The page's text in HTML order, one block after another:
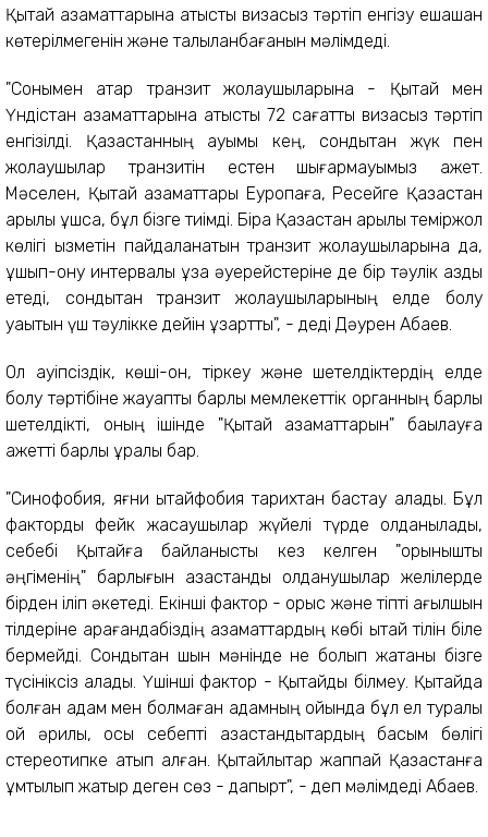
Қытай азаматтарына қатысты визасыз тәртіп енгізу ешқашан
көтерілмегенін және талқыланбағанын мәлімдеді.
"Сонымен қатар транзит жолаушыларына - Қытай мен
Үндістан азаматтарына қатысты 72 сағаттық визасыз тәртіп
енгізілді. Қазақстанның ауқымы кең, сондықтан жүк пен
жолаушылар транзитін естен шығармауымыз қажет.
Мәселен, Қытай азаматтары Еуропаға, Ресейге Қазақстан
арқылы ұшса, бұл бізге тиімді. Бірақ Қазақстан арқылы теміржол
көлігі қызметін пайдаланатын транзит жолаушыларына да,
ұшып-қону интервалы ұзақ әуерейстеріне де бір тәулік аздық
етеді, сондықтан транзит жолаушыларының елде болу
уақытын үш тәулікке дейін ұзарттық", - деді Дәурен Абаев.
Ол қауіпсіздік, көші-қон, тіркеу және шетелдіктердің елде
болу тәртібіне жауапты барлық мемлекеттік органның барлық
шетелдікті, оның ішінде "Қытай азаматтарын" бақылауға
қажетті барлық құралы бар.
"Синофобия, яғни қытайфобия тарихтан бастау алады. Бұл
факторды фейк жасаушылар жүйелі түрде қолданылады,
себебі Қытайға байланысты кез келген "қорқынышты
әңгіменің" барлығын қазақстандық қолданушылар желілерде
бірден іліп әкетеді. Екінші фактор - орыс және тіпті ағылшын
тілдеріне қарағандабіздің азаматтардың көбі қытай тілін біле
бермейді. Сондықтан шын мәнінде не болып жатқаны бізге
түсініксіз қалады. Үшінші фактор - Қытайды білмеу. Қытайда
болған адам мен болмаған адамның ойында бұл ел туралы
ой әрқилы, осы себепті қазақстандықтардың басым бөлігі
стереотипке қатып қалған. Қытайлықтар жаппай Қазақстанға
ұмтылып жатыр деген сөз - дақпырт", - деп мәлімдеді Абаев.